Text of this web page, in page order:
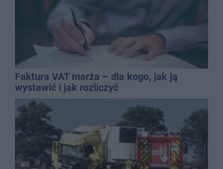
Faktura VAT marża – dla kogo, jak ją
wystawić i jak rozliczyć